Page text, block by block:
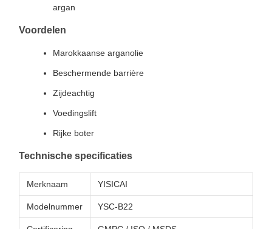
argan
Voordelen
Marokkaanse arganolie
Beschermende barrière
Zijdeachtig
Voedingslift
Rijke boter
Technische specificaties
Merknaam YISICAI
Modelnummer YSC-B22